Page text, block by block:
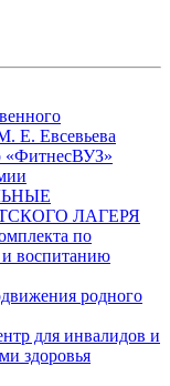
Е. Евсевьева
«ФитнесВУЗ»
ЛАГЕРЯ
по
воспитанию
родного
для инвалидов и
здоровья